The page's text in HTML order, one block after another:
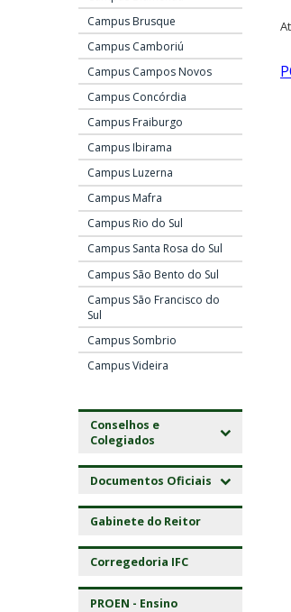
o
m
n
u
r
i
i
l
Campus Brusque
Campus Camboriú
Campus Campos Novos
Campus Concórdia
Campus Fraiburgo
Campus Ibirama
Campus Luzerna
Campus Mafra
Campus Rio do Sul
Campus Santa Rosa do Sul
Campus São Bento do Sul
Campus São Francisco do
Sul
Campus Sombrio
Campus Videira
Conselhos e
Colegiados
Documentos Oficiais
Gabinete do Reitor
Corregedoria IFC
PROEN - Ensino